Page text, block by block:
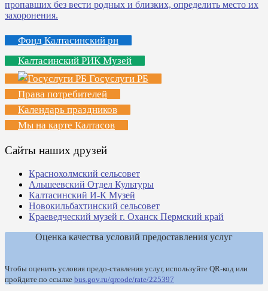
Фонд Калтасинский рн
Калтасинский РИК Музей
Госуслуги РБ
Права потребителей
Календарь праздников
Мы на карте Калтасов
Сайты наших друзей
Краснохолмский сельсовет
Альшеевский Отдел Культуры
Калтасинский И-К Музей
Новокильбахтинский сельсовет
Краеведческий музей г. Оханск Пермский край
Оценка качества условий предоставления услуг
Чтобы оценить условия предо-ставления услуг, используйте QR-код или
пройдите по ссылке bus.gov.ru/qrcode/rate/225397